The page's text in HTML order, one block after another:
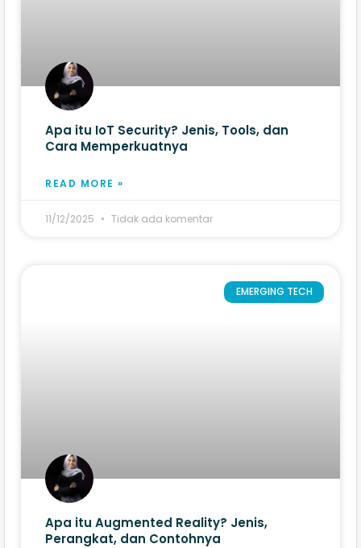
Apa itu IoT Security? Jenis, Tools, dan
Cara Memperkuatnya
READ MORE »
11/12/2025 Tidak ada komentar
EMERGING TECH
Apa itu Augmented Reality? Jenis,
Perangkat, dan Contohnya